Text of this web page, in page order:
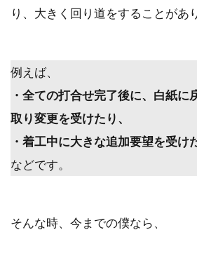
り、大きく回り道をすることがあ
例えば、
・全ての打合せ完了後に、白紙に
取り変更を受けたり、
・着工中に大きな追加要望を受け
などです。
そんな時、今までの僕なら、